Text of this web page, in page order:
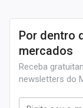
Por dentro
mercados
Receba
newsletters do